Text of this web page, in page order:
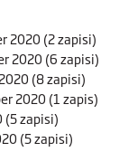
2020(2 zapisi)
2020(6 zapisi)
(8 zapisi)
2020(1 zapis)
(5 zapisi)
(5 zapisi)